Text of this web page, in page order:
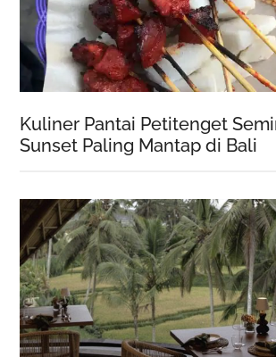
Kuliner Pantai Petitenget
Sunset Paling Mantap di Bali